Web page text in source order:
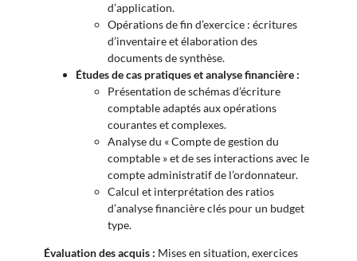
d’application.
Opérations de fin d’exercice : écritures
d’inventaire et élaboration des
documents de synthèse.
Études de cas pratiques et analyse financière :
Présentation de schémas d’écriture
comptable adaptés aux opérations
courantes et complexes.
Analyse du « Compte de gestion du
comptable » et de ses interactions avec le
compte administratif de l’ordonnateur.
Calcul et interprétation des ratios
d’analyse financière clés pour un budget
type.
Évaluation des acquis : Mises en situation, exercices